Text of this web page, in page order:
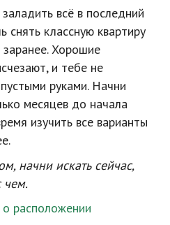
всё в последний
классную квартиру
заранее. Хорошие
и тебе не
руками. Начни
месяцев до начала
изучить все варианты
начни искать сейчас,
чем.
расположении